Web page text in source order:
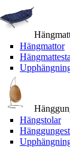
Hängmattor
Hängstolar